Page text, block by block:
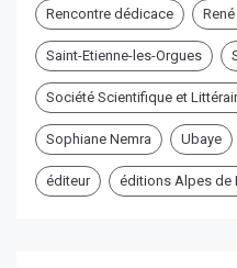
Rencontre dédicace
Saint-Etienne-les-Orgues
Société Scientifique et
Sophiane Nemra Ubaye
éditeur éditions Alpes de